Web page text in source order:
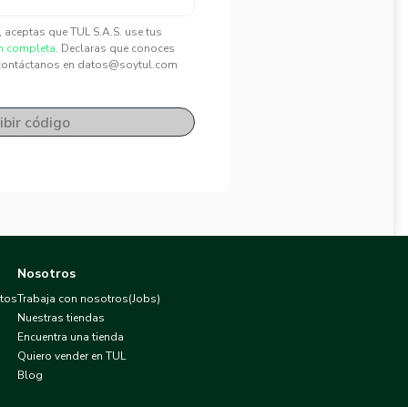
que TUL S.A.S. use tus
completa. Declaras que conoces
en datos@soytul.com
código
Nosotros
Trabaja con nosotros(Jobs)
Nuestras tiendas
Encuentra una tienda
Quiero vender en TUL
Blog